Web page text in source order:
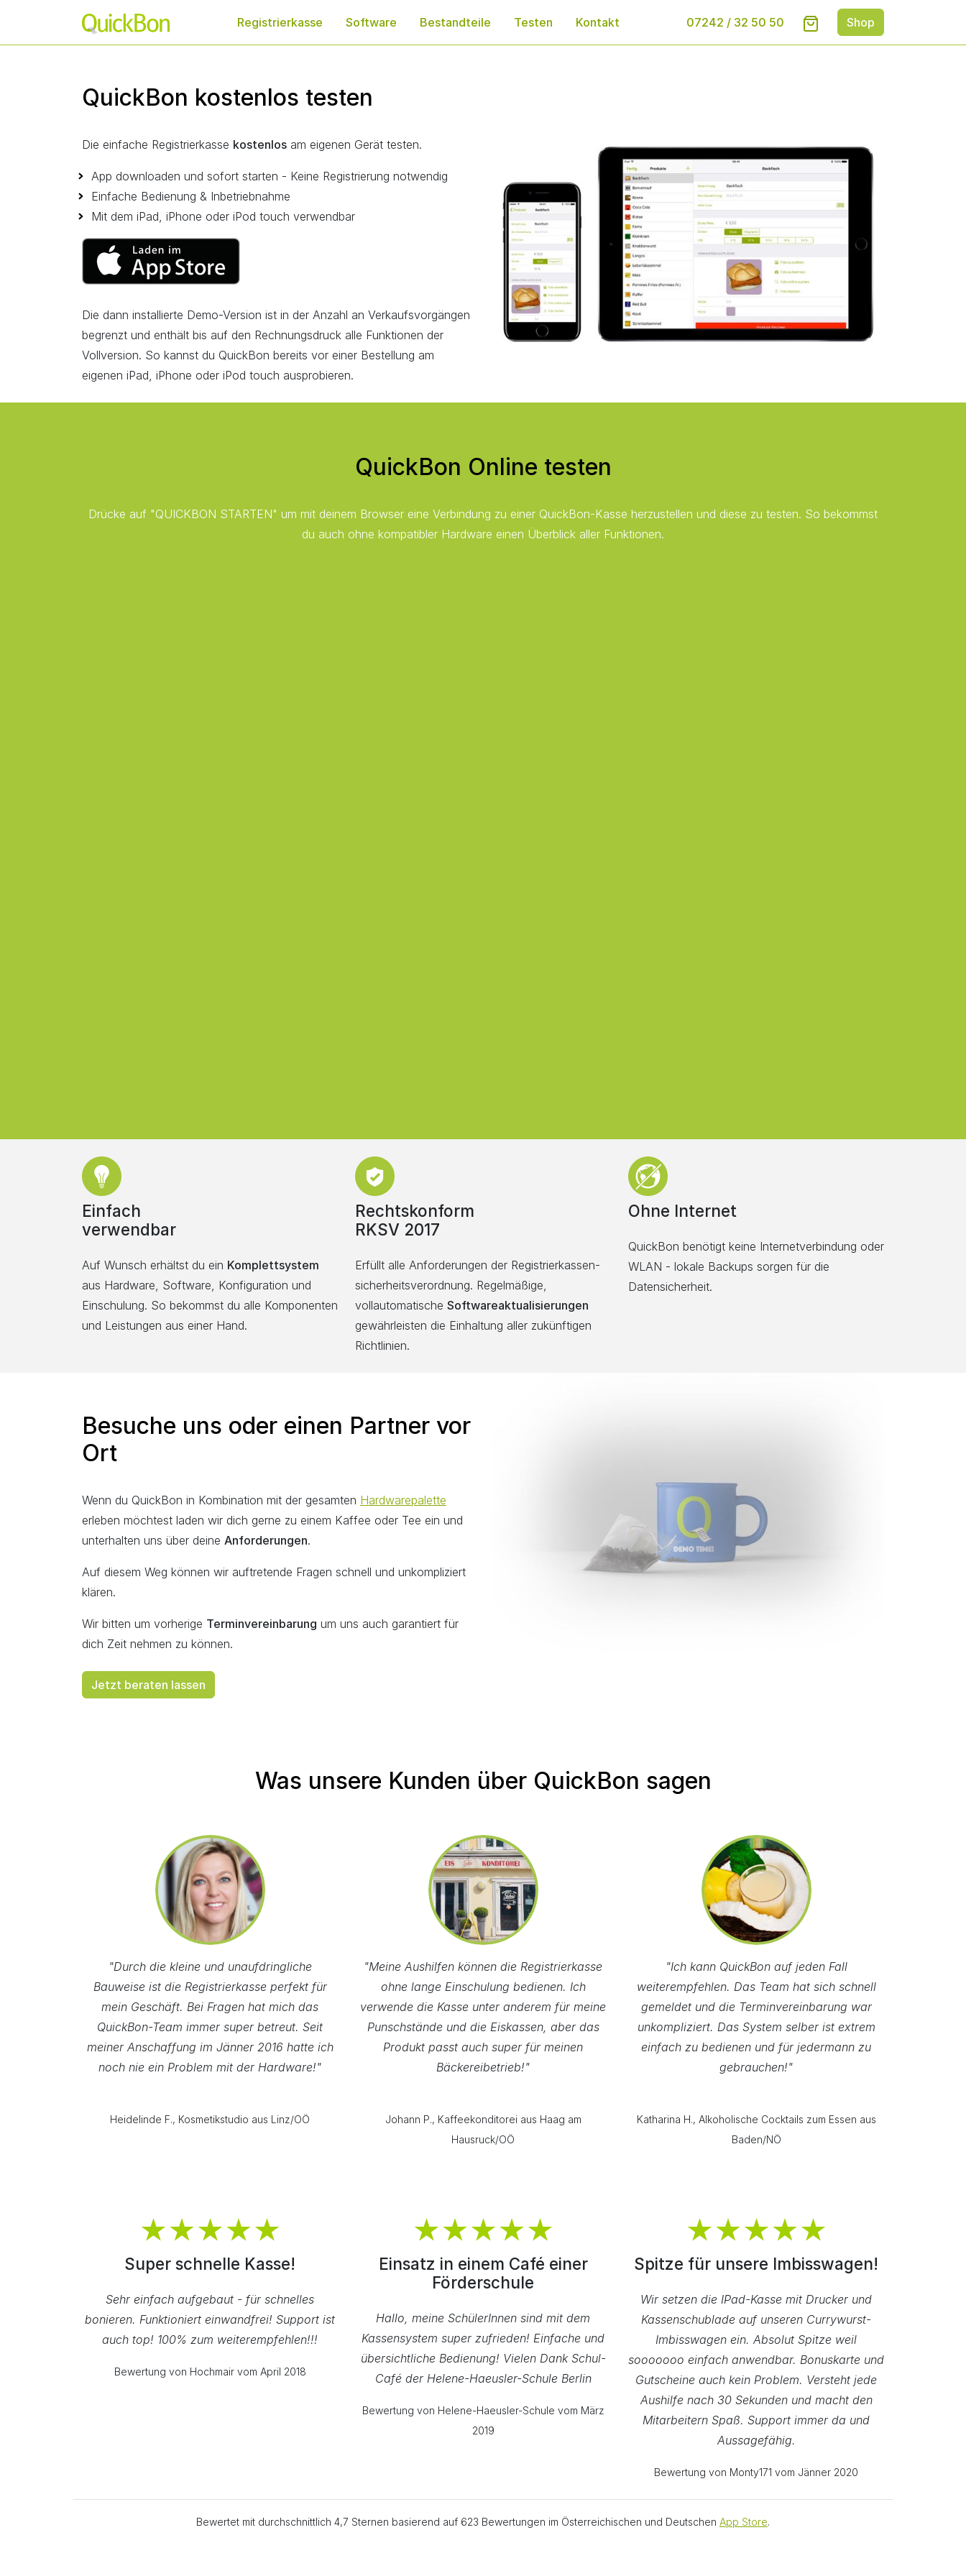
Registrierkasse Software Bestandteile Testen Kontakt 07242 / 32 50 50 Shop
QuickBon kostenlos testen
Die einfache Registrierkasse kostenlos am eigenen Gerät testen.
App downloaden und sofort starten - Keine Registrierung notwendig
Einfache Bedienung & Inbetriebnahme
Mit dem iPad, iPhone oder iPod touch verwendbar
Die dann installierte Demo-Version ist in der Anzahl an Verkaufsvorgängen
begrenzt und enthält bis auf den Rechnungsdruck alle Funktionen der
Vollversion. So kannst du QuickBon bereits vor einer Bestellung am
eigenen iPad, iPhone oder iPod touch ausprobieren.
QuickBon Online testen
Drücke auf "QUICKBON STARTEN" um mit deinem Browser eine Verbindung zu einer QuickBon-Kasse herzustellen und diese zu testen. So bekommst
du auch ohne kompatibler Hardware einen Überblick aller Funktionen.
Einfach
verwendbar
Auf Wunsch erhältst du ein Komplettsystem
aus Hardware, Software, Konfiguration und
Einschulung. So bekommst du alle Komponenten
und Leistungen aus einer Hand.
Rechtskonform
RKSV 2017
Erfüllt alle Anforderungen der Registrierkassen­
sicherheitsverordnung. Regelmäßige,
vollautomatische Softwareaktualisierungen
gewährleisten die Einhaltung aller zukünftigen
Richtlinien.
Ohne Internet
QuickBon benötigt keine Internetverbindung oder
WLAN - lokale Backups sorgen für die
Datensicherheit.
Besuche uns oder einen Partner vor
Ort
Wenn du QuickBon in Kombination mit der gesamten Hardwarepalette
erleben möchtest laden wir dich gerne zu einem Kaffee oder Tee ein und
unterhalten uns über deine Anforderungen.
Auf diesem Weg können wir auftretende Fragen schnell und unkompliziert
klären.
Wir bitten um vorherige Terminvereinbarung um uns auch garantiert für
dich Zeit nehmen zu können.
Jetzt beraten lassen
Was unsere Kunden über QuickBon sagen
"Durch die kleine und unaufdringliche
Bauweise ist die Registrierkasse perfekt für
mein Geschäft. Bei Fragen hat mich das
QuickBon-Team immer super betreut. Seit
meiner Anschaffung im Jänner 2016 hatte ich
noch nie ein Problem mit der Hardware!"
Heidelinde F., Kosmetikstudio aus Linz/OÖ
"Meine Aushilfen können die Registrierkasse
ohne lange Einschulung bedienen. Ich
verwende die Kasse unter anderem für meine
Punschstände und die Eiskassen, aber das
Produkt passt auch super für meinen
Bäckereibetrieb!"
Johann P., Kaffeekonditorei aus Haag am
Hausruck/OÖ
"Ich kann QuickBon auf jeden Fall
weiterempfehlen. Das Team hat sich schnell
gemeldet und die Terminvereinbarung war
unkompliziert. Das System selber ist extrem
einfach zu bedienen und für jedermann zu
gebrauchen!"
Katharina H., Alkoholische Cocktails zum Essen aus
Baden/NÖ
Super schnelle Kasse!
Sehr einfach aufgebaut - für schnelles
bonieren. Funktioniert einwandfrei! Support ist
auch top! 100% zum weiterempfehlen!!!
Bewertung von Hochmair vom April 2018
Einsatz in einem Café einer
Förderschule
Hallo, meine SchülerInnen sind mit dem
Kassensystem super zufrieden! Einfache und
übersichtliche Bedienung! Vielen Dank Schul-
Café der Helene-Haeusler-Schule Berlin
Bewertung von Helene-Haeusler-Schule vom März
2019
Spitze für unsere Imbisswagen!
Wir setzen die IPad-Kasse mit Drucker und
Kassenschublade auf unseren Currywurst-
Imbisswagen ein. Absolut Spitze weil
sooooooo einfach anwendbar. Bonuskarte und
Gutscheine auch kein Problem. Versteht jede
Aushilfe nach 30 Sekunden und macht den
Mitarbeitern Spaß. Support immer da und
Aussagefähig.
Bewertung von Monty171 vom Jänner 2020
Bewertet mit durchschnittlich 4,7 Sternen basierend auf 623 Bewertungen im Österreichischen und Deutschen App Store.